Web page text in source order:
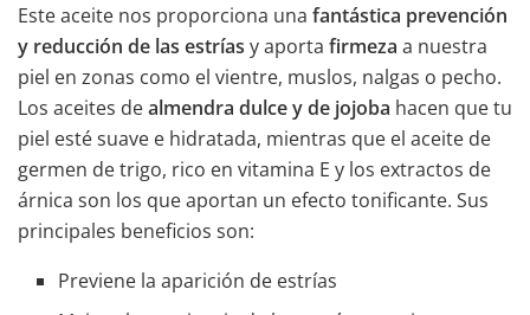
Este aceite nos proporciona una fantástica prevención
y reducción de las estrías y aporta firmeza a nuestra
piel en zonas como el vientre, muslos, nalgas o pecho.
Los aceites dealmendra dulce y de jojoba hacen que tu
piel esté suave e hidratada, mientras que el aceite de
germen de trigo, rico en vitamina E y los extractos de
árnica son los que aportan un efecto tonificante. Sus
principales beneficios son:
Previene la aparición de estrías